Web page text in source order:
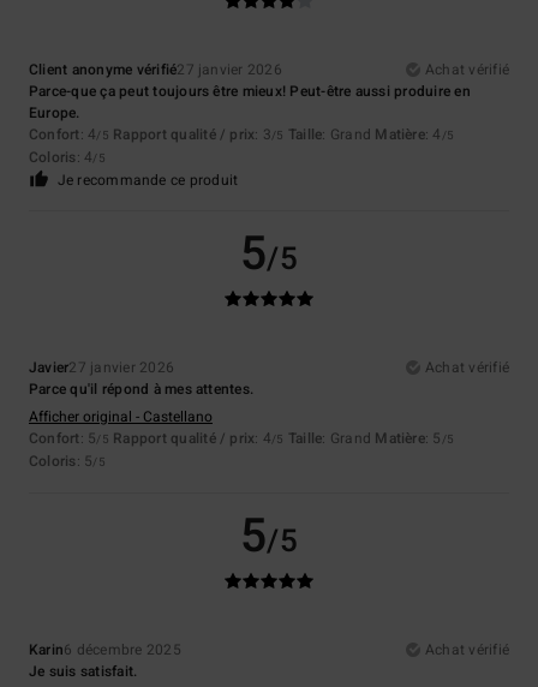
Client anonyme vérifié27 janvier 2026
Achat vérifié
Parce-que ça peut toujours être mieux! Peut-être aussi produire en
Europe.
Confort: 4/5 Rapport qualité / prix: 3/5 Taille: Grand Matière: 4 /5
Coloris: 4/5
Je recommande ce produit
5/5
Javier27 janvier 2026
Achat vérifié
Parce qu'il répond à mes attentes.
Afficher original - Castellano
Confort: 5/5 Rapport qualité / prix: 4/5 Taille: Grand Matière: 5 /5
Coloris: 5/5
5/5
Karin6 décembre 2025
Achat vérifié
Je suis satisfait.